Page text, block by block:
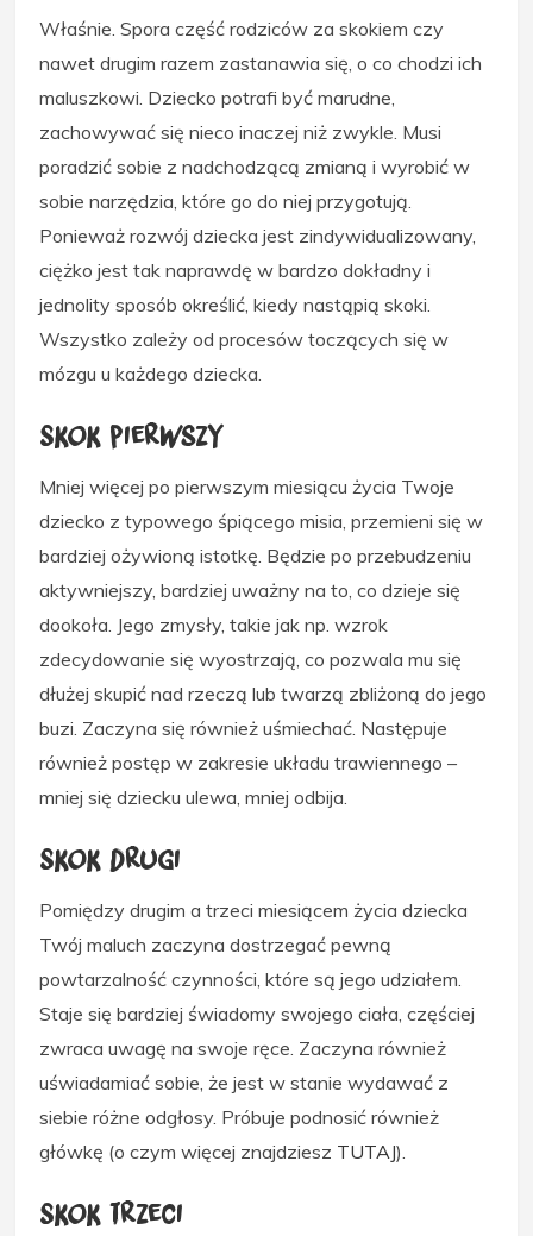
Właśnie. Spora część rodziców za skokiem czy
nawet drugim razem zastanawia się, o co chodzi ich
maluszkowi. Dziecko potrafi być marudne,
zachowywać się nieco inaczej niż zwykle. Musi
poradzić sobie z nadchodzącą zmianą i wyrobić w
sobie narzędzia, które go do niej przygotują.
Ponieważ rozwój dziecka jest zindywidualizowany,
ciężko jest tak naprawdę w bardzo dokładny i
jednolity sposób określić, kiedy nastąpią skoki.
Wszystko zależy od procesów toczących się w
mózgu u każdego dziecka.
Skok pierwszy
Mniej więcej po pierwszym miesiącu życia Twoje
dziecko z typowego śpiącego misia, przemieni się w
bardziej ożywioną istotkę. Będzie po przebudzeniu
aktywniejszy, bardziej uważny na to, co dzieje się
dookoła. Jego zmysły, takie jak np. wzrok
zdecydowanie się wyostrzają, co pozwala mu się
dłużej skupić nad rzeczą lub twarzą zbliżoną do jego
buzi. Zaczyna się również uśmiechać. Następuje
również postęp w zakresie układu trawiennego –
mniej się dziecku ulewa, mniej odbija.
Skok drugi
Pomiędzy drugim a trzeci miesiącem życia dziecka
Twój maluch zaczyna dostrzegać pewną
powtarzalność czynności, które są jego udziałem.
Staje się bardziej świadomy swojego ciała, częściej
zwraca uwagę na swoje ręce. Zaczyna również
uświadamiać sobie, że jest w stanie wydawać z
siebie różne odgłosy. Próbuje podnosić również
główkę (o czym więcej znajdziesz TUTAJ).
Skok trzeci